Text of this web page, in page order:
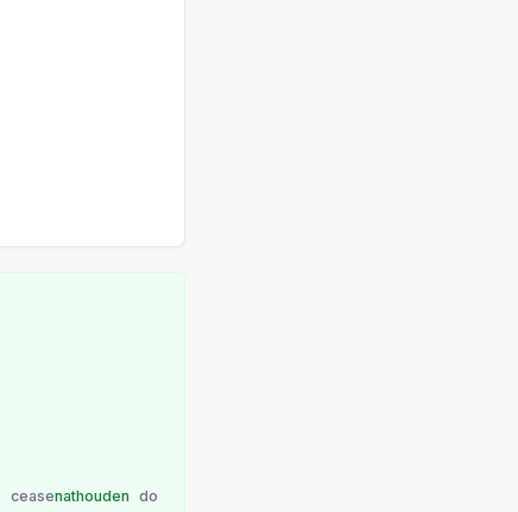
ceasenathouden do